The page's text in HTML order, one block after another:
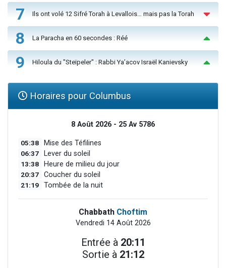
7 Ils ont volé 12 Sifré Torah à Levallois… mais pas la Torah
8 La Paracha en 60 secondes : Réé
9 Hiloula du "Steïpeler" : Rabbi Ya’acov Israël Kanievsky
Horaires pour Columbus
8 Août 2026 - 25 Av 5786
05:38 Mise des Téfilines
06:37 Lever du soleil
13:38 Heure de milieu du jour
20:37 Coucher du soleil
21:19 Tombée de la nuit
Chabbath Choftim
Vendredi 14 Août 2026
Entrée à 20:11
Sortie à 21:12